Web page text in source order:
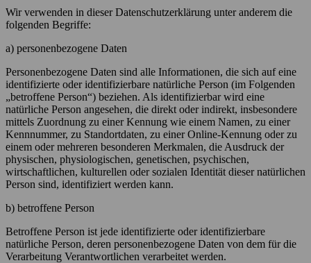
Wir verwenden in dieser Datenschutzerklärung unter anderem die
folgenden Begriffe:
a) personenbezogene Daten
Personenbezogene Daten sind alle Informationen, die sich auf eine
identifizierte oder identifizierbare natürliche Person (im Folgenden
„betroffene Person“) beziehen. Als identifizierbar wird eine
natürliche Person angesehen, die direkt oder indirekt, insbesondere
mittels Zuordnung zu einer Kennung wie einem Namen, zu einer
Kennnummer, zu Standortdaten, zu einer Online-Kennung oder zu
einem oder mehreren besonderen Merkmalen, die Ausdruck der
physischen, physiologischen, genetischen, psychischen,
wirtschaftlichen, kulturellen oder sozialen Identität dieser natürlichen
Person sind, identifiziert werden kann.
b) betroffene Person
Betroffene Person ist jede identifizierte oder identifizierbare
natürliche Person, deren personenbezogene Daten von dem für die
Verarbeitung Verantwortlichen verarbeitet werden.